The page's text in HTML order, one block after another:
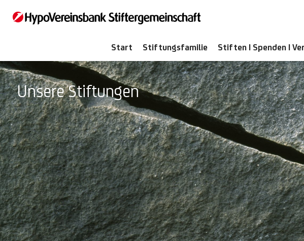
Inhalt
Start
Stiftungsfamilie Stiften | Spenden |
Unsere Stiftungen